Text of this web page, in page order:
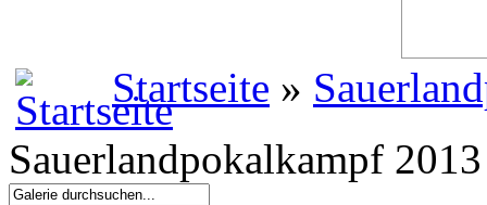
Startseite »
Sauerlandpokalkampf